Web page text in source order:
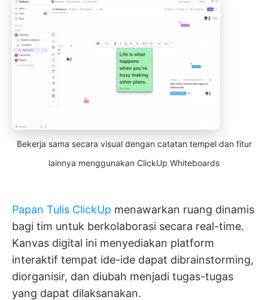
Bekerja sama secara visual dengan catatan tempel dan fitur
lainnya menggunakan ClickUp Whiteboards
Papan Tulis ClickUp menawarkan ruang dinamis
bagi tim untuk berkolaborasi secara real-time.
Kanvas digital ini menyediakan platform
interaktif tempat ide-ide dapat dibrainstorming,
diorganisir, dan diubah menjadi tugas-tugas
yang dapat dilaksanakan.